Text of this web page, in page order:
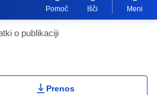
Pomoč Išči Meni
o publikaciji
Actions Portlet
Prenos